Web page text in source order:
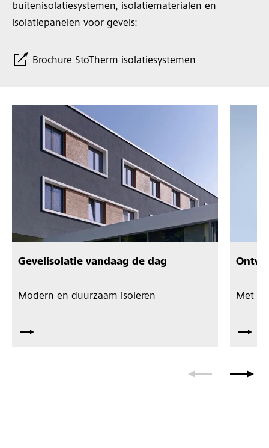
buitenisolatiesystemen, isolatiematerialen en
isolatiepanelen voor gevels:
Brochure StoTherm isolatiesystemen
Gevelisolatie vandaag de dag
Modern en duurzaam isoleren Met